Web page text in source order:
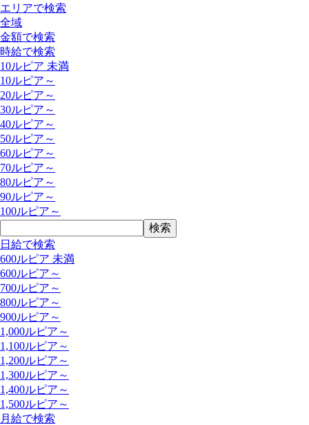
エリアで検索
全域
金額で検索
時給で検索
10ルピア 未満
10ルピア～
20ルピア～
30ルピア～
40ルピア～
50ルピア～
60ルピア～
70ルピア～
80ルピア～
90ルピア～
100ルピア～
日給で検索
600ルピア 未満
600ルピア～
700ルピア～
800ルピア～
900ルピア～
1,000ルピア～
1,100ルピア～
1,200ルピア～
1,300ルピア～
1,400ルピア～
1,500ルピア～
月給で検索